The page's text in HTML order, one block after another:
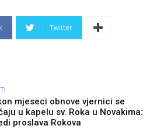
Twitter
mjeseci obnove vjernici se
u kapelu sv. Roka u Novakima:
proslava Rokova